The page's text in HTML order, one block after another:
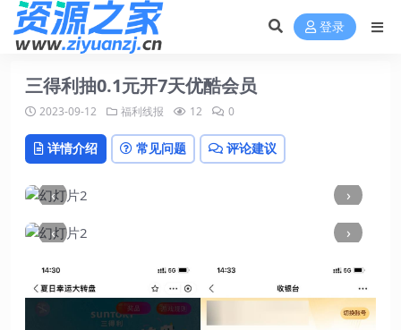
登录
三得利抽0.1元开7天优酷会员
2023-09-12 福利线报 12 0
详情介绍 常见问题 评论建议
‹
›
‹
›